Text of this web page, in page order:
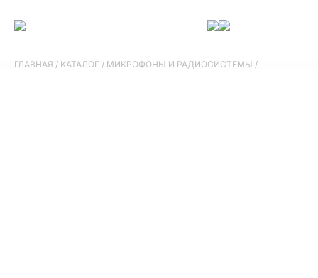
ГЛАВНАЯ / КАТАЛОГ / МИКРОФОНЫ И РАДИОСИСТЕМЫ /